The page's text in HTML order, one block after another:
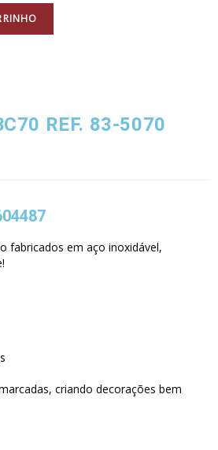
REF. 83-5070
fabricados em aço inoxidável,
criando decorações bem